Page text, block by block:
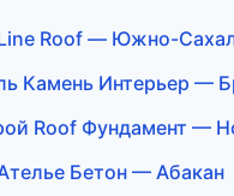
Roof — Южно-
Камень Интерьер —
Roof Фундамент —
Бетон — Абакан